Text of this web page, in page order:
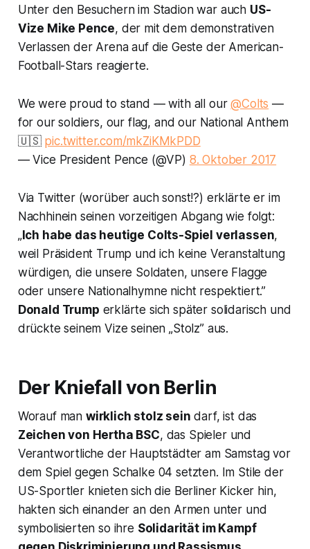
Unter den Besuchern im Stadion war auch US-
Vize Mike Pence, der mit dem demonstrativen
Verlassen der Arena auf die Geste der American-
Football-Stars reagierte.
We were proud to stand — with all our@Colts —
for our soldiers, our flag, and our National Anthem
🇺🇸 pic.twitter.com/mkZiKMkPDD
— Vice President Pence (@VP) 8. Oktober 2017
Via Twitter (worüber auch sonst!?) erklärte er im
Nachhinein seinen vorzeitigen Abgang wie folgt:
„Ich habe das heutige Colts-Spiel verlassen,
weil Präsident Trump und ich keine Veranstaltung
würdigen, die unsere Soldaten, unsere Flagge
oder unsere Nationalhymne nicht respektiert.”
Donald Trump erklärte sich später solidarisch und
drückte seinem Vize seinen „Stolz” aus.
Der Kniefall von Berlin
Worauf man wirklich stolz sein darf, ist das
Zeichen von Hertha BSC, das Spieler und
Verantwortliche der Hauptstädter am Samstag vor
dem Spiel gegen Schalke 04 setzten. Im Stile der
US-Sportler knieten sich die Berliner Kicker hin,
hakten sich einander an den Armen unter und
symbolisierten so ihre Solidarität im Kampf